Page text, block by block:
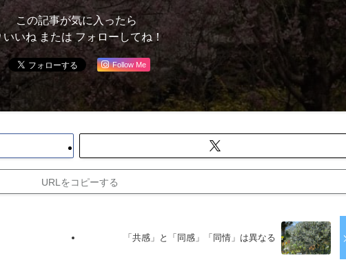
この記事が気に入ったら
いいね または フォローしてね！
Follow Me
URLをコピーする
「共感」と「同感」「同情」は異なる